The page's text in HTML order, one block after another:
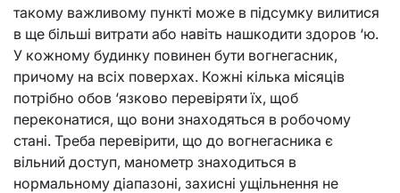
такому важливому пункті може в підсумку вилитися
в ще більші витрати або навіть нашкодити здоров ‘ю.
У кожному будинку повинен бути вогнегасник,
причому на всіх поверхах. Кожні кілька місяців
потрібно обов ‘язково перевіряти їх, щоб
переконатися, що вони знаходяться в робочому
стані. Треба перевірити, що до вогнегасника є
вільний доступ, манометр знаходиться в
нормальному діапазоні, захисні ущільнення не